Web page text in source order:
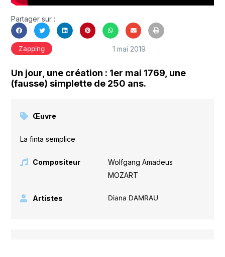
Partager sur :
Zapping 1 mai 2019
Un jour, une création : 1er mai 1769, une
(fausse) simplette de 250 ans.
Œuvre
La finta semplice
Compositeur
Wolfgang Amadeus
MOZART
Artistes Diana DAMRAU